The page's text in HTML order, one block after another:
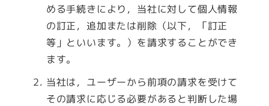
める手続きにより，当社に対して個人情報
の訂正，追加または削除（以下，「訂正
等」といいます。）を請求することができ
ます。
当社は，ユーザーから前項の請求を受けて
その請求に応じる必要があると判断した場